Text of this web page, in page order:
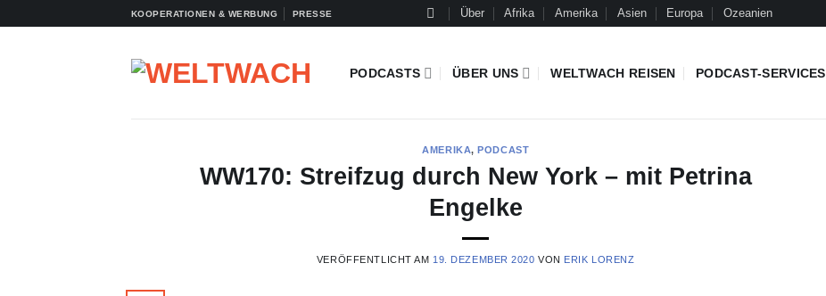
KOOPERATIONEN & WERBUNG PRESSE Über Afrika Amerika Asien Europa Ozeanien
PODCASTS ÜBER UNS WELTWACH REISEN PODCAST-SERVICES
AMERIKA,PODCAST
WW170: Streifzug durch New York – mit Petrina
Engelke
VERÖFFENTLICHT AM 19. DEZEMBER 2020 VON ERIK LORENZ